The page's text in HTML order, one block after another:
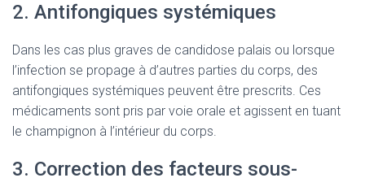
2. Antifongiques systémiques
Dans les cas plus graves de candidose palais ou lorsque
l’infection se propage à d’autres parties du corps, des
antifongiques systémiques peuvent être prescrits. Ces
médicaments sont pris par voie orale et agissent en tuant
le champignon à l’intérieur du corps.
3. Correction des facteurs sous-